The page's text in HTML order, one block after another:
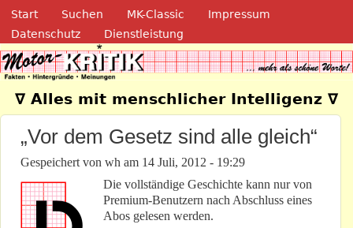
Direkt zum Inhalt
Navigation
Start Suchen MK-Classic
Impressum
Datenschutz
Dienstleistung
Motor-Kritik.de
∇ Alles mit menschlicher Intelligenz ∇
„Vor dem Gesetz sind alle gleich“
Gespeichert von wh am 14 Juli, 2012 - 19:29
Die vollständige Geschichte kann nur von
Premium-Benutzern nach Abschluss eines
Abos gelesen werden.